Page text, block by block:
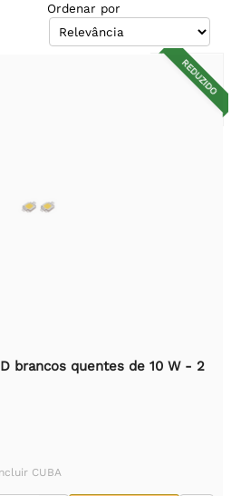
Ordenar por
REDUZIDO
brancos quentes de 10 W - 2
CUBA